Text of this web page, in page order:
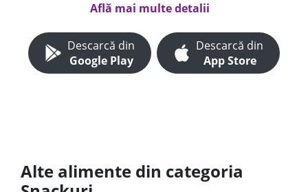
Află mai multe detalii
Descarcă din
Google Play
Descarcă din
App Store
Alte alimente din categoria